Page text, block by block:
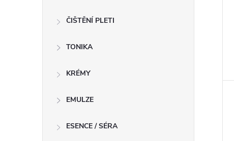
ČIŠTĚNÍ PLETI
TONIKA
KRÉMY
EMULZE
ESENCE / SÉRA
u